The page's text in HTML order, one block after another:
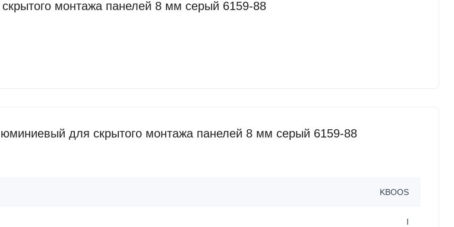
монтажа панелей 8 мм серый 6159-88
для скрытого монтажа панелей 8 мм серый 6159-88
KBOOS
I